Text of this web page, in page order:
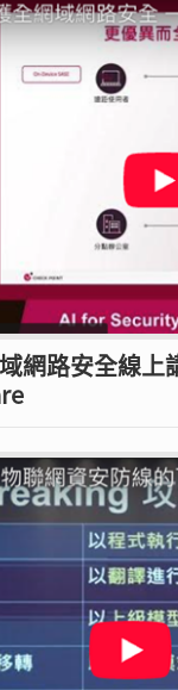
網路安全線